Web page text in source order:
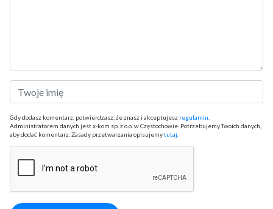
Gdy dodasz komentarz, potwierdzasz, że znasz i akceptujesz regulamin
Administratorem danych jest x-kom sp. z o.o. w Częstochowie. Potrzebujemy Twoich danych,
aby dodać komentarz. Zasady przetwarzania opisujemytutaj